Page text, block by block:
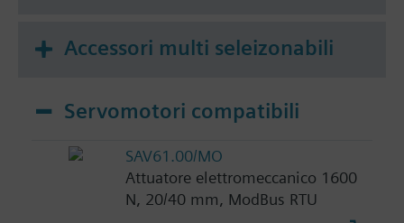
Accessori multi seleizonabili
Servomotori compatibili
SAV61.00/MO
Attuatore elettromeccanico 1600
N, 20/40 mm, ModBus RTU